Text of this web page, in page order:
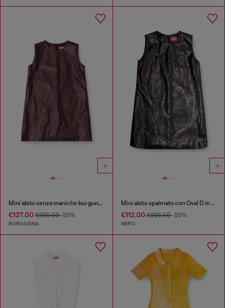
Mini abito senza maniche burgundy in tessuto coated
€127.00 €255.00-50%
BORGOGNA
Mini abito spalmato con Oval D in rilievo
€112.00€225.00-50%
NERO